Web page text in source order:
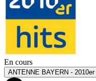
En cours
ANTENNE BAYERN - 2010er